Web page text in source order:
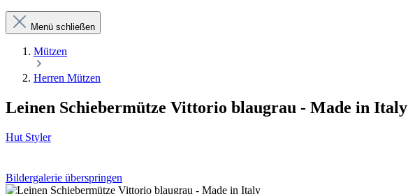
Menü schließen
Mützen
Herren Mützen
Leinen Schiebermütze Vittorio blaugrau - Made in Italy
Hut Styler
Bildergalerie überspringen